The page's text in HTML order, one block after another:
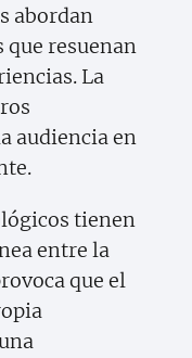
abordan
que resuenan
La
audiencia en
tienen
entre la
que el